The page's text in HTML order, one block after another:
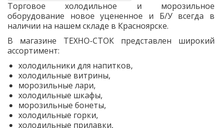
Торговое холодильное и морозильное
оборудование новое уцененное и Б/У всегда в
наличии на нашем складе в Красноярске.
В магазине ТЕХНО-СТОК представлен широкий
ассортимент:
холодильники для напитков,
холодильные витрины,
морозильные лари,
холодильные шкафы,
морозильные бонеты,
холодильные горки,
холодильные прилавки,